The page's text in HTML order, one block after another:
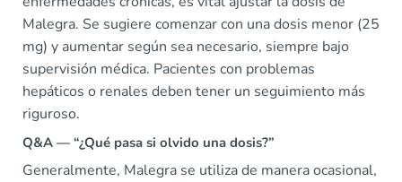
Malegra. Se sugiere comenzar con una dosis menor (25
mg) y aumentar según sea necesario, siempre bajo
supervisión médica. Pacientes con problemas
hepáticos o renales deben tener un seguimiento más
riguroso.
Q&A — “¿Qué pasa si olvido una dosis?”
Generalmente, Malegra se utiliza de manera ocasional,